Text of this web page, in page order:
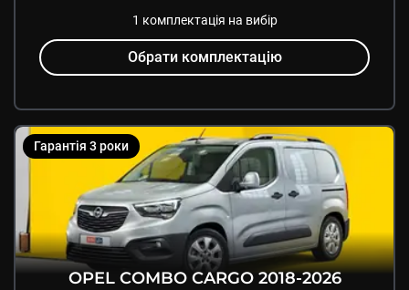
1 комплектація на вибір
Обрати комплектацію
Гарантія 3 роки
OPEL COMBO CARGO 2018-2026